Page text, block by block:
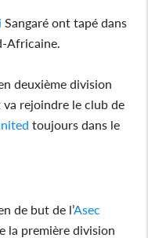
Sangaré ont tapé dans
Africaine.
deuxième division
va rejoindre le club de
toujours dans le
de but de l’Asec
la première division